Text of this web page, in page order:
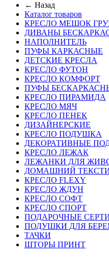
← Назад
Каталог товаров
КРЕСЛО МЕШОК
ДИВАНЫ
НАПОЛНИТЕЛЬ
ПУФЫ КАРКАСНЫЕ
ДЕТСКИЕ КРЕСЛА
КРЕСЛО ФУТОН
КРЕСЛО КОМФОРТ
ПУФЫ
КРЕСЛО ПИРАМИДА
КРЕСЛО МЯЧ
КРЕСЛО ПЕНЕК
ДИЗАЙНЕРСКИЕ
КРЕСЛО ПОДУШКА
ДЕКОРАТИВНЫЕ
КРЕСЛО ЛЕЖАК
ЛЕЖАНКИ ДЛЯ
ДОМАШНИЙ
КРЕСЛО FLEXY
КРЕСЛО ЖДУН
КРЕСЛО СОФТ
КРЕСЛО СПОРТ
ПОДАРОЧНЫЕ
ПОДУШКИ ДЛЯ
ТАЧКИ
ШТОРЫ ПРИНТ